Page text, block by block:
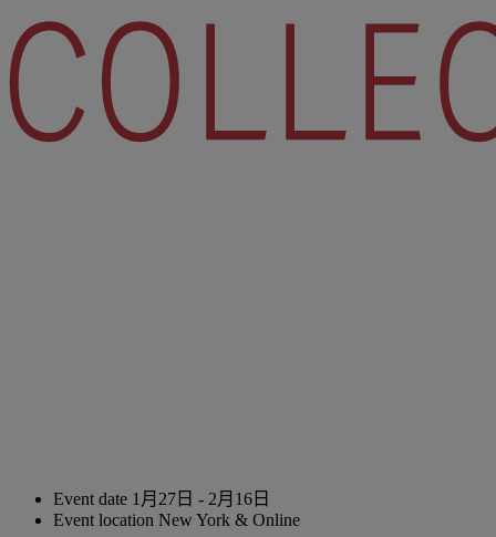
Event date 1月27日 - 2月16日
Event location New York & Online